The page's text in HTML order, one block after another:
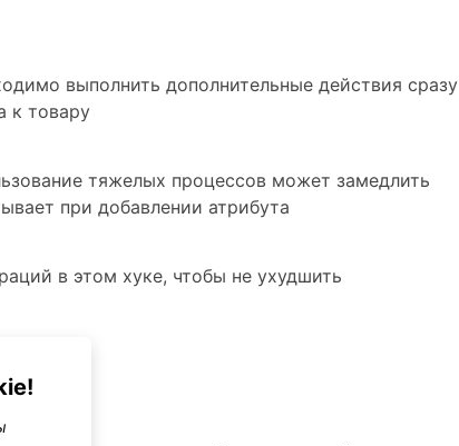
выполнить дополнительные действия сразу
к товару
тяжелых процессов может замедлить
при добавлении атрибута
в этом хуке, чтобы не ухудшить